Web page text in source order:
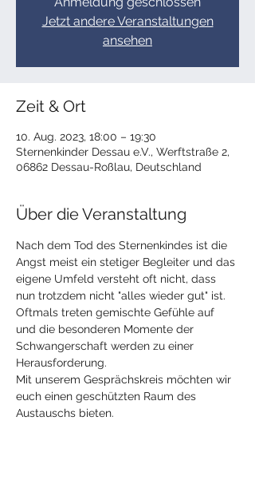
Jetzt andere Veranstaltungen
ansehen
Zeit & Ort
10. Aug. 2023, 18:00 – 19:30
Sternenkinder Dessau e.V., Werftstraße 2,
06862 Dessau-Roßlau, Deutschland
Über die Veranstaltung
Nach dem Tod des Sternenkindes ist die
Angst meist ein stetiger Begleiter und das
eigene Umfeld versteht oft nicht, dass
nun trotzdem nicht "alles wieder gut" ist.
Oftmals treten gemischte Gefühle auf
und die besonderen Momente der
Schwangerschaft werden zu einer
Herausforderung.
Mit unserem Gesprächskreis möchten wir
euch einen geschützten Raum des
Austauschs bieten.